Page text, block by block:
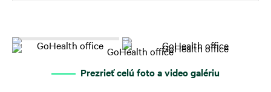
Prezrieť celú foto a video galériu